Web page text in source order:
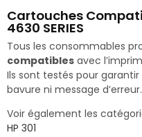
Cartouches
4630 SERIES
Tous les consommables
compatibles avec
Ils sont testés pour
bavure ni message d’erreur.
Voir également les
HP 301